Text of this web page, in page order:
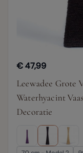
€ 47,99
Leewadee Grote
Waterhyacint
Decoratie